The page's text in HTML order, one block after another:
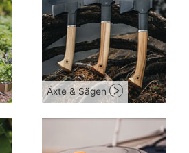
Äxte & Sägen